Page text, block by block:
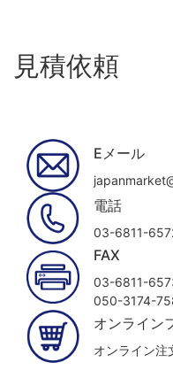
見積依頼
Eメール
電話
03-6811-
FAX
03-6811-
050-3174-
オンライン
オンライン注